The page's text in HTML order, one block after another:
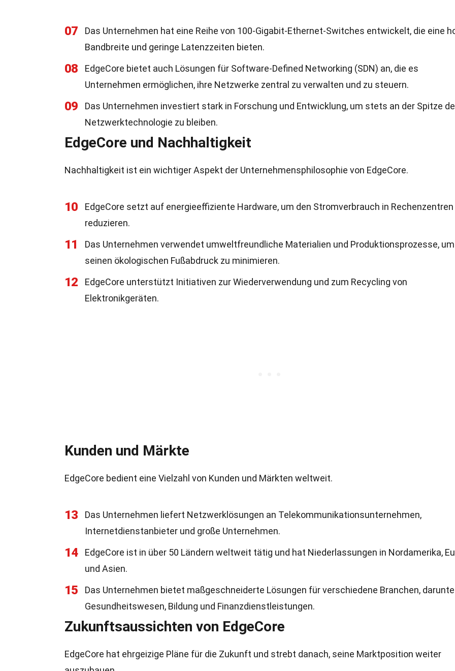
07
Das Unternehmen hat eine Reihe von 100-Gigabit-Ethernet-Switches entwickelt, die eine
Bandbreite und geringe Latenzzeiten bieten.
08
EdgeCore bietet auch Lösungen für Software-Defined Networking (SDN) an, die es
Unternehmen ermöglichen, ihre Netzwerke zentral zu verwalten und zu steuern.
09
Das Unternehmen investiert stark in Forschung und Entwicklung, um stets an der Spitze
Netzwerktechnologie zu bleiben.
EdgeCore und Nachhaltigkeit
Nachhaltigkeit ist ein wichtiger Aspekt der Unternehmensphilosophie von EdgeCore.
10
EdgeCore setzt auf energieeffiziente Hardware, um den Stromverbrauch in Rechenzentren
reduzieren.
11
Das Unternehmen verwendet umweltfreundliche Materialien und Produktionsprozesse, um
seinen ökologischen Fußabdruck zu minimieren.
12
EdgeCore unterstützt Initiativen zur Wiederverwendung und zum Recycling von
Elektronikgeräten.
Kunden und Märkte
EdgeCore bedient eine Vielzahl von Kunden und Märkten weltweit.
13
Das Unternehmen liefert Netzwerklösungen an Telekommunikationsunternehmen,
Internetdienstanbieter und große Unternehmen.
14
EdgeCore ist in über 50 Ländern weltweit tätig und hat Niederlassungen in Nordamerika,
und Asien.
15
Das Unternehmen bietet maßgeschneiderte Lösungen für verschiedene Branchen,
Gesundheitswesen, Bildung und Finanzdienstleistungen.
Zukunftsaussichten von EdgeCore
EdgeCore hat ehrgeizige Pläne für die Zukunft und strebt danach, seine Marktposition weiter